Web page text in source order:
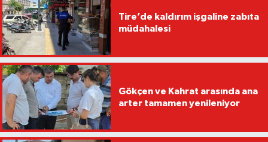
Tire’de kaldırım işgaline zabıta
müdahalesi
Gökçen ve Kahrat arasında ana
arter tamamen yenileniyor